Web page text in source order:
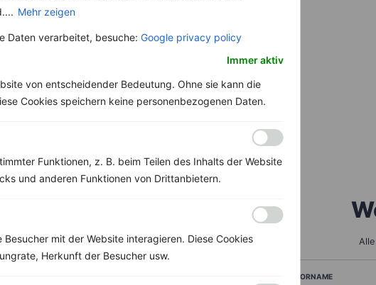
Mehr zeigen
Daten verarbeitet, besuche: Google privacy policy
Immer aktiv
von entscheidender Bedeutung. Ohne sie kann die
Cookies speichern keine personenbezogenen Daten.
Funktionen, z. B. beim Teilen des Inhalts der Website
und anderen Funktionen von Drittanbietern.
mit der Website interagieren. Diese Cookies
Herkunft der Besucher usw.
VORNAME